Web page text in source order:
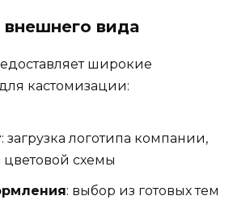
внешнего вида
широкие
кастомизации:
: загрузка логотипа компании,
цветовой схемы
: выбор из готовых тем